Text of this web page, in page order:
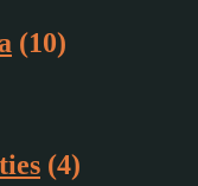
(10)
(4)